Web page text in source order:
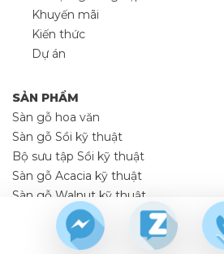
Khuyến mãi
Kiến thức
Dự án
SẢN PHẨM
Sàn gỗ hoa văn
Sàn gỗ Sồi kỹ thuật
Bộ sưu tập Sồi kỹ thuật
Sàn gỗ Acacia kỹ thuật
Sàn gỗ Walnut kỹ thuật
Sàn gỗ kỹ thuật Việt Nam
Phụ kiện sàn gỗ